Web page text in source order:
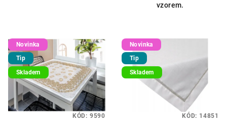
vzorem.
Novinka
Tip
Skladem
KÓD: 9590
Novinka
Tip
Skladem
KÓD: 14851